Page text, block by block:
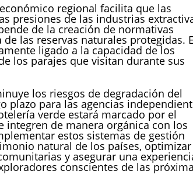
regional facilita que las
presiones de las industrias
de la creación de normativas
las reservas naturales protegidas.
ligado a la capacidad de los
los parajes que visitan durante sus
los riesgos de degradación del
plazo para las agencias
verde estará marcado por el
integren de manera orgánica con los
estos sistemas de gestión
natural de los países, optimizar
y asegurar una
conscientes de las